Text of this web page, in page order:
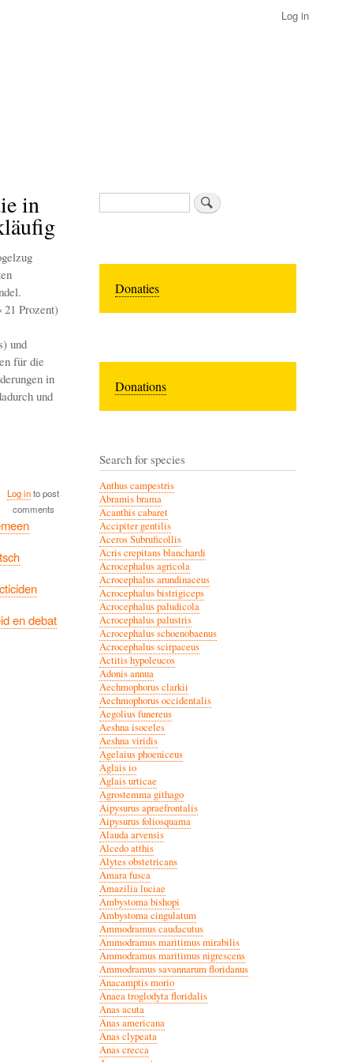
Log in
in
21 Prozent)
und
für die
in
und
Log into post
comments
en debat
Search
Donaties
Donations
Search for species
Anthus campestris
Abramis brama
Acanthis cabaret
Accipiter gentilis
Aceros Subruficollis
Acris crepitans blanchardi
Acrocephalus agricola
Acrocephalus arundinaceus
Acrocephalus bistrigiceps
Acrocephalus paludicola
Acrocephalus palustris
Acrocephalus schoenobaenus
Acrocephalus scirpaceus
Actitis hypoleucos
Adonis annua
Aechmophorus clarkii
Aechmophorus occidentalis
Aegolius funereus
Aeshna isoceles
Aeshna viridis
Agelaius phoeniceus
Aglais io
Aglais urticae
Agrostemma githago
Aipysurus apraefrontalis
Aipysurus foliosquama
Alauda arvensis
Alcedo atthis
Alytes obstetricans
Amara fusca
Amazilia luciae
Ambystoma bishopi
Ambystoma cingulatum
Ammodramus caudacutus
Ammodramus maritimus mirabilis
Ammodramus maritimus nigrescens
Ammodramus savannarum floridanus
Anacamptis morio
Anaea troglodyta floridalis
Anas acuta
Anas americana
Anas clypeata
Anas crecca